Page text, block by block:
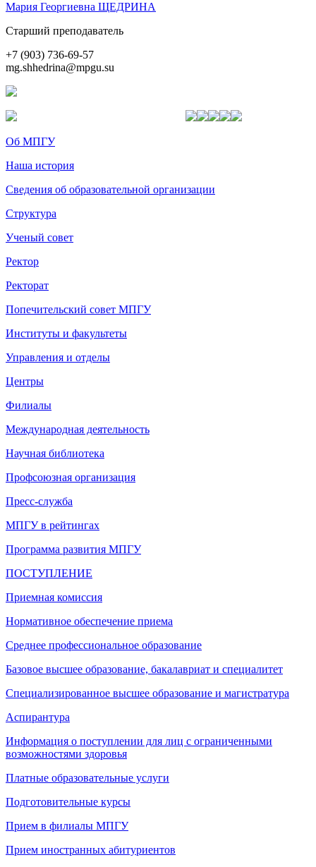
Мария Георгиевна ЩЕДРИНА
Старший преподаватель
+7 (903) 736-69-57
mg.shhedrina@mpgu.su
Об МПГУ
Наша история
Сведения об образовательной организации
Структура
Ученый совет
Ректор
Ректорат
Попечительский совет МПГУ
Институты и факультеты
Управления и отделы
Центры
Филиалы
Международная деятельность
Научная библиотека
Профсоюзная организация
Пресс-служба
МПГУ в рейтингах
Программа развития МПГУ
ПОСТУПЛЕНИЕ
Приемная комиссия
Нормативное обеспечение приема
Среднее профессиональное образование
Базовое высшее образование, бакалавриат и специалитет
Специализированное высшее образование и магистратура
Аспирантура
Информация о поступлении для лиц с ограниченными
возможностями здоровья
Платные образовательные услуги
Подготовительные курсы
Прием в филиалы МПГУ
Прием иностранных абитуриентов